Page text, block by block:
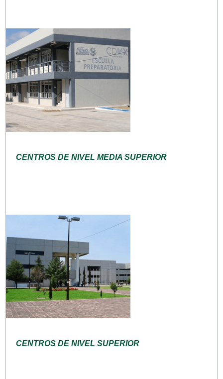
CENTROS DE NIVEL MEDIA SUPERIOR
CENTROS DE NIVEL SUPERIOR